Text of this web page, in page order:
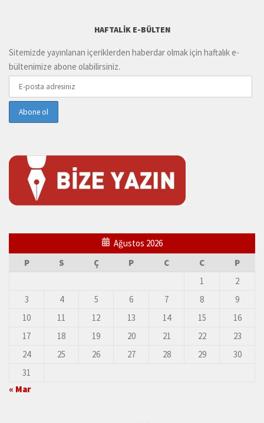
HAFTALIK E-BÜLTEN
Sitemizde yayınlanan içeriklerden haberdar olmak için haftalık e-
bültenimize abone olabilirsiniz.
Ağustos 2026
P
S Ç P C C
P
1
2
3
4 5 6 7 8
9
10
11 12 13 14 15
16
17
18 19 20 21 22
23
24
25 26 27 28 29
30
31
« Mar